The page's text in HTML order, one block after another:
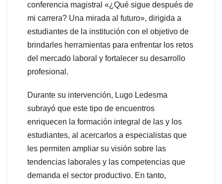
conferencia magistral «¿Qué sigue después de
mi carrera? Una mirada al futuro», dirigida a
estudiantes de la institución con el objetivo de
brindarles herramientas para enfrentar los retos
del mercado laboral y fortalecer su desarrollo
profesional.
Durante su intervención, Lugo Ledesma
subrayó que este tipo de encuentros
enriquecen la formación integral de las y los
estudiantes, al acercarlos a especialistas que
les permiten ampliar su visión sobre las
tendencias laborales y las competencias que
demanda el sector productivo. En tanto,